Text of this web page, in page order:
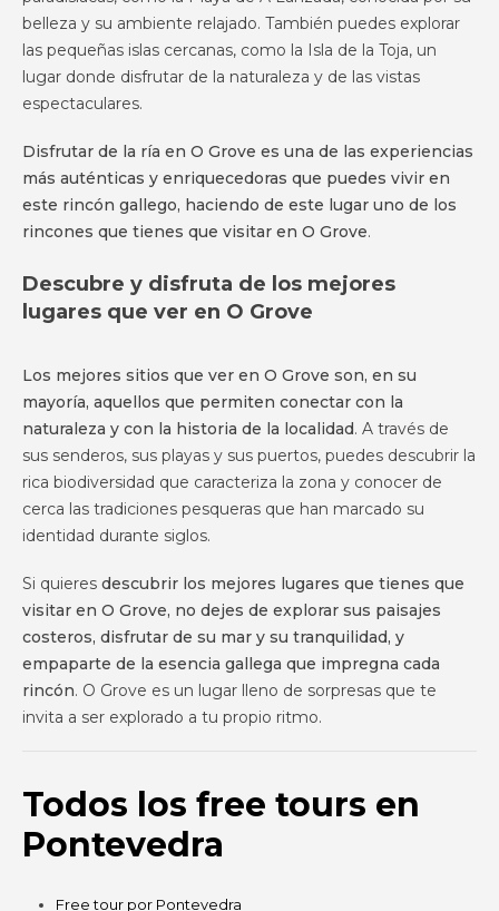
belleza y su ambiente relajado. También puedes explorar
las pequeñas islas cercanas, como la Isla de la Toja, un
lugar donde disfrutar de la naturaleza y de las vistas
espectaculares.
Disfrutar de la ría en O Grove es una de las experiencias
más auténticas y enriquecedoras que puedes vivir en
este rincón gallego, haciendo de este lugar uno de los
rincones que tienes que visitar en O Grove.
Descubre y disfruta de los mejores
lugares que ver en O Grove
Los mejores sitios que ver en O Grove son, en su
mayoría, aquellos que permiten conectar con la
naturaleza y con la historia de la localidad. A través de
sus senderos, sus playas y sus puertos, puedes descubrir la
rica biodiversidad que caracteriza la zona y conocer de
cerca las tradiciones pesqueras que han marcado su
identidad durante siglos.
Si quieres descubrir los mejores lugares que tienes que
visitar en O Grove, no dejes de explorar sus paisajes
costeros, disfrutar de su mar y su tranquilidad, y
empaparte de la esencia gallega que impregna cada
rincón. O Grove es un lugar lleno de sorpresas que te
invita a ser explorado a tu propio ritmo.
Todos los free tours en
Pontevedra
Free tour por Pontevedra